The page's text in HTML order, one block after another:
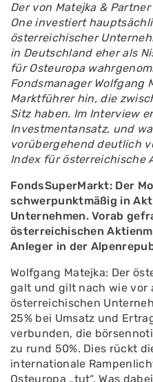
Der von Matejka &
One investiert
österreichischer
in Deutschland eher als
für Osteuropa
Fondsmanager Wolfgang
Marktführer hin, die
Sitz haben. Im Interview
Investmentansatz, und
vorübergehend deutlich
Index für österreichische
FondsSuperMarkt: Der
schwerpunktmäßig in
Unternehmen. Vorab
österreichischen
Anleger in der
Wolfgang Matejka: Der
galt und gilt nach wie vor
österreichischen
25% bei Umsatz und
verbunden, die
zu rund 50%. Dies rückt
internationale
Osteuropa „tut“. Was